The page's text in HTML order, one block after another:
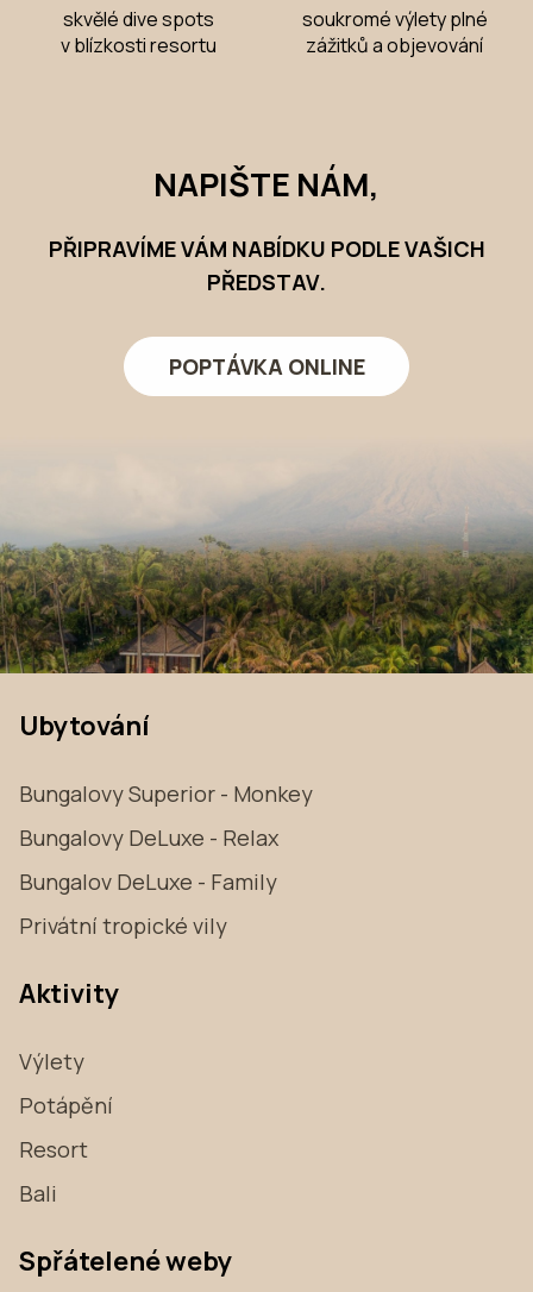
skvělé dive spots
v blízkosti resortu
soukromé výlety plné
zážitků a objevování
NAPIŠTE NÁM,
PŘIPRAVÍME VÁM NABÍDKU PODLE VAŠICH
PŘEDSTAV.
POPTÁVKA ONLINE
Ubytování
Bungalovy Superior - Monkey
Bungalovy DeLuxe - Relax
Bungalov DeLuxe - Family
Privátní tropické vily
Aktivity
Výlety
Potápění
Resort
Bali
Spřátelené weby